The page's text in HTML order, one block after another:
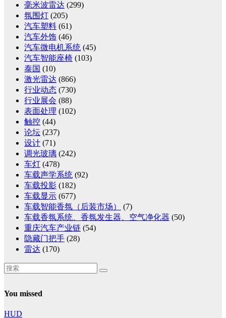
毫米波雷达 (299)
氛围灯 (205)
汽车塑料 (61)
汽车外饰 (46)
汽车微电机系统 (45)
汽车智能座椅 (103)
泰国 (10)
激光雷达 (866)
行业动态 (730)
行业展会 (88)
表面处理 (102)
触控 (44)
论坛 (237)
设计 (71)
调光玻璃 (242)
车灯 (478)
车载声学系统 (92)
车载投影 (182)
车载显示 (677)
车载智能香氛（后装市场）
(7)
车载香氛系统、香氛发生器、空气净化器 (50)
重庆汽车产业链 (54)
隐藏门把手 (28)
雷达 (170)
You missed
HUD